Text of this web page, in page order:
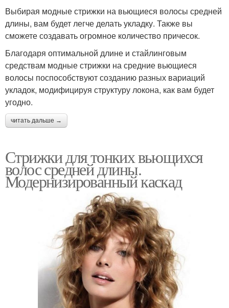
Выбирая модные стрижки на вьющиеся волосы средней
длины, вам будет легче делать укладку. Также вы
сможете создавать огромное количество причесок.
Благодаря оптимальной длине и стайлинговым
средствам модные стрижки на средние вьющиеся
волосы поспособствуют созданию разных вариаций
укладок, модифицируя структуру локона, как вам будет
угодно.
читать дальше →
Стрижки для тонких вьющихся
волос средней длины.
Модернизированный каскад